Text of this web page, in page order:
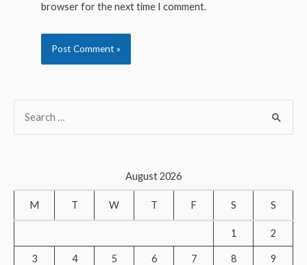
browser for the next time I comment.
c
o
August 2026
M T W T F S S
1 2
3 4 5 6 7 8 9